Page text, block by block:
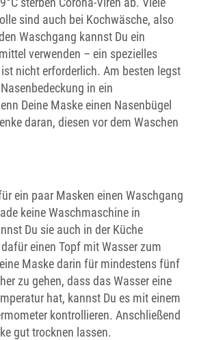
sind auch bei Kochwäsche, also
Waschgang kannst Du ein
verwenden – ein spezielles
nicht erforderlich. Am besten legst
in ein
Deine Maske einen Nasenbügel
daran, diesen vor dem Waschen
ein paar Masken einen Waschgang
keine Waschmaschine in
Du sie auch in der Küche
einen Topf mit Wasser zum
Maske darin für mindestens fünf
zu gehen, dass das Wasser eine
hat, kannst Du es mit einem
kontrollieren. Anschließend
gut trocknen lassen.